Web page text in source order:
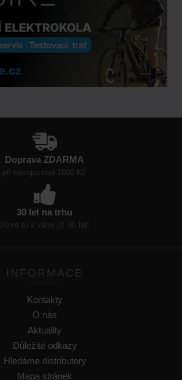
Doprava ZDARMA
při nákupu nad 1600 Kč
30 let na trhu
Jsme tu s vámi již 30 let!
INFORMACE
Kontakty
O nás
Aktuality
Důležité odkazy
Hledáme distributory
Mapa stránek